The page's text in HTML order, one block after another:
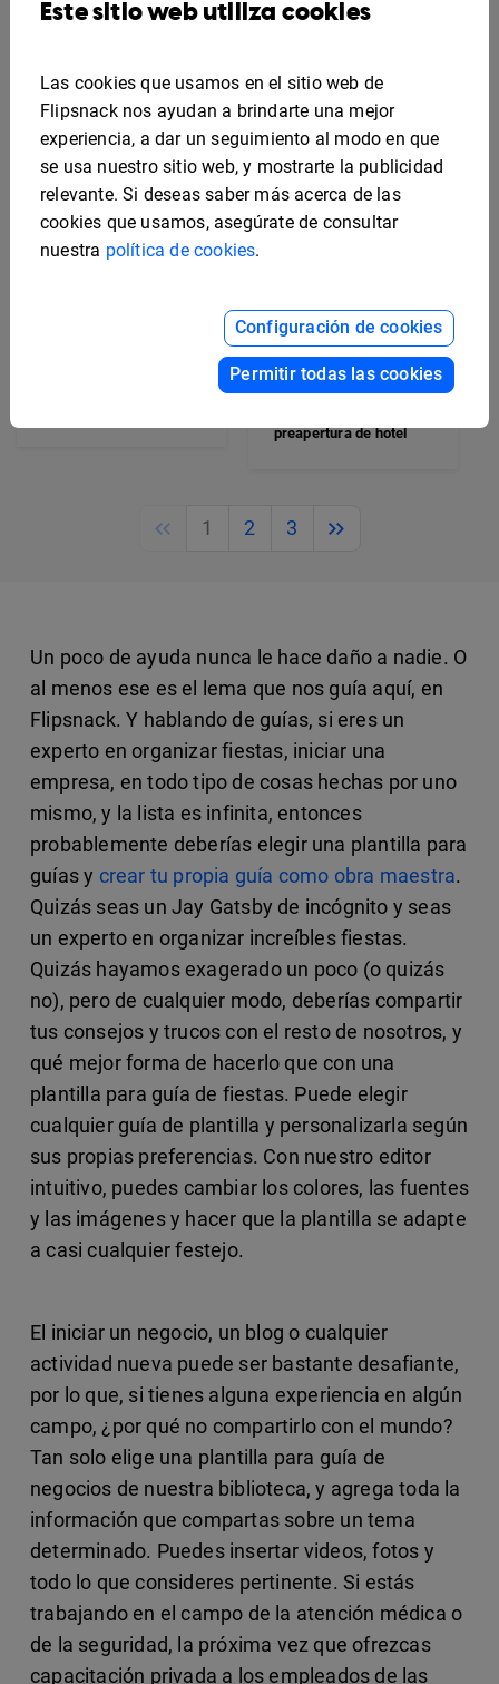
preapertura de hotel
Previous
1 2 3 Next
Un poco de ayuda nunca le hace daño a nadie. O
al menos ese es el lema que nos guía aquí, en
Flipsnack. Y hablando de guías, si eres un
experto en organizar fiestas, iniciar una
empresa, en todo tipo de cosas hechas por uno
mismo, y la lista es infinita, entonces
probablemente deberías elegir una plantilla para
guías y crear tu propia guía como obra maestra.
Quizás seas un Jay Gatsby de incógnito y seas
un experto en organizar increíbles fiestas.
Quizás hayamos exagerado un poco (o quizás
no), pero de cualquier modo, deberías compartir
tus consejos y trucos con el resto de nosotros, y
qué mejor forma de hacerlo que con una
plantilla para guía de fiestas. Puede elegir
cualquier guía de plantilla y personalizarla según
sus propias preferencias. Con nuestro editor
intuitivo, puedes cambiar los colores, las fuentes
y las imágenes y hacer que la plantilla se adapte
a casi cualquier festejo.
El iniciar un negocio, un blog o cualquier
actividad nueva puede ser bastante desafiante,
por lo que, si tienes alguna experiencia en algún
campo, ¿por qué no compartirlo con el mundo?
Tan solo elige una plantilla para guía de
negocios de nuestra biblioteca, y agrega toda la
información que compartas sobre un tema
determinado. Puedes insertar videos, fotos y
todo lo que consideres pertinente. Si estás
trabajando en el campo de la atención médica o
de la seguridad, la próxima vez que ofrezcas
capacitación privada a los empleados de las
Este sitio web utiliza cookies
Las cookies que usamos en el sitio web de
Flipsnack nos ayudan a brindarte una mejor
experiencia, a dar un seguimiento al modo en que
se usa nuestro sitio web, y mostrarte la publicidad
relevante. Si deseas saber más acerca de las
cookies que usamos, asegúrate de consultar
nuestra política de cookies.
Configuración de cookies
Permitir todas las cookies